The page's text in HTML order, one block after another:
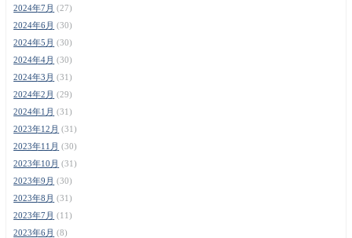
2024年7月 (27)
2024年6月 (30)
2024年5月 (30)
2024年4月 (30)
2024年3月 (31)
2024年2月 (29)
2024年1月 (31)
2023年12月 (31)
2023年11月 (30)
2023年10月 (31)
2023年9月 (30)
2023年8月 (31)
2023年7月 (11)
2023年6月 (8)